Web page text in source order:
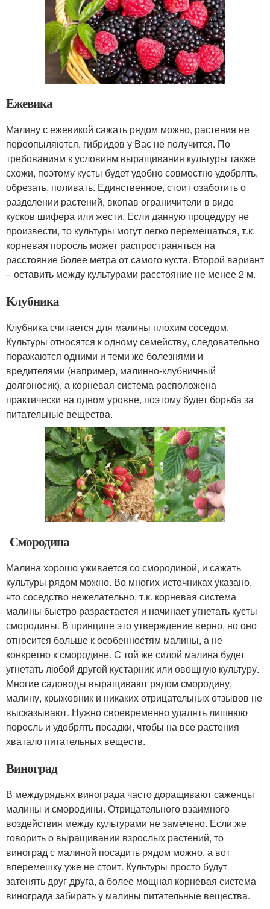
Ежевика
Малину с ежевикой сажать рядом можно, растения не
переопыляются, гибридов у Вас не получится. По
требованиям к условиям выращивания культуры также
схожи, поэтому кусты будет удобно совместно удобрять,
обрезать, поливать. Единственное, стоит озаботить о
разделении растений, вкопав ограничители в виде
кусков шифера или жести. Если данную процедуру не
произвести, то культуры могут легко перемешаться, т.к.
корневая поросль может распространяться на
расстояние более метра от самого куста. Второй вариант
– оставить между культурами расстояние не менее 2 м.
Клубника
Клубника считается для малины плохим соседом.
Культуры относятся к одному семейству, следовательно
поражаются одними и теми же болезнями и
вредителями (например, малинно-клубничный
долгоносик), а корневая система расположена
практически на одном уровне, поэтому будет борьба за
питательные вещества.
Смородина
Малина хорошо уживается со смородиной, и сажать
культуры рядом можно. Во многих источниках указано,
что соседство нежелательно, т.к. корневая система
малины быстро разрастается и начинает угнетать кусты
смородины. В принципе это утверждение верно, но оно
относится больше к особенностям малины, а не
конкретно к смородине. С той же силой малина будет
угнетать любой другой кустарник или овощную культуру.
Многие садоводы выращивают рядом смородину,
малину, крыжовник и никаких отрицательных отзывов не
высказывают. Нужно своевременно удалять лишнюю
поросль и удобрять посадки, чтобы на все растения
хватало питательных веществ.
Виноград
В междурядьях винограда часто доращивают саженцы
малины и смородины. Отрицательного взаимного
воздействия между культурами не замечено. Если же
говорить о выращивании взрослых растений, то
виноград с малиной посадить рядом можно, а вот
вперемешку уже не стоит. Культуры просто будут
затенять друг друга, а более мощная корневая система
винограда забирать у малины питательные вещества.